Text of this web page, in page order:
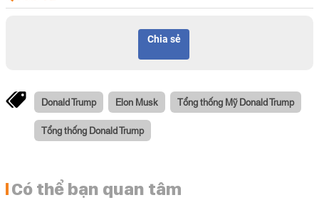
Chia sẻ
Donald Trump Elon Musk Tổng thống Mỹ Donald Trump
Tổng thống Donald Trump
Có thể bạn quan tâm